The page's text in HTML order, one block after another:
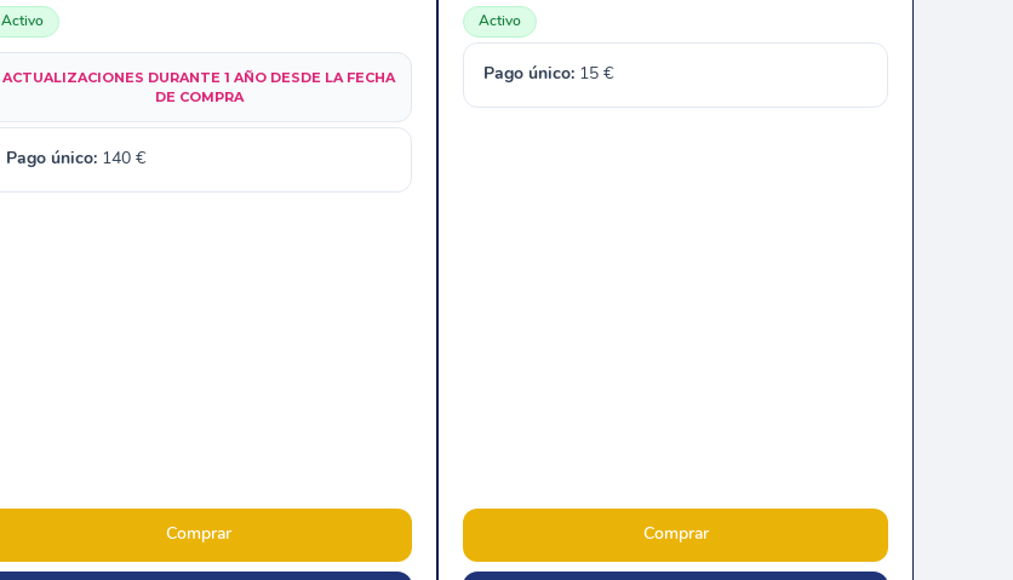
Activo
ACTUALIZACIONES DURANTE 1 AÑO DESDE LA FECHA
DE COMPRA
Pago único: 140 €
Comprar
Activo
Pago único: 15€
Comprar